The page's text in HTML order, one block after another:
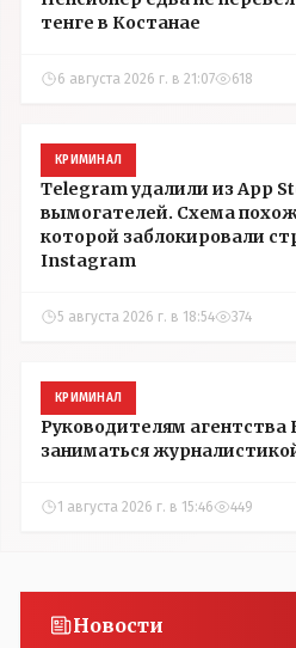
тенге в Костанае
6 августа 2026 г. в 21:07 618
КРИМИНАЛ
Telegram удалили из App
вымогателей. Схема
которой заблокировали
Instagram
5 августа 2026 г. в 18:54 374
КРИМИНАЛ
Руководителям агентства
заниматься
1 августа 2026 г. в 15:46 449
Новости